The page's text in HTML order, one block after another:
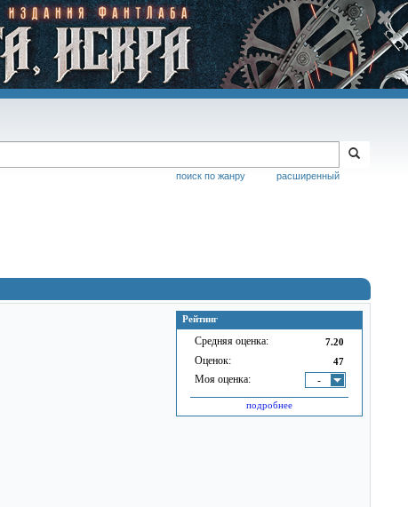
расширенный
поиск по жанру
Рейтинг
Средняя оценка: 7.20
Оценок: 47
Моя оценка: -
подробнее